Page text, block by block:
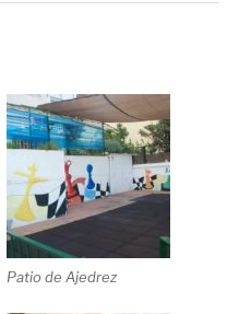
Patio de Ajedrez